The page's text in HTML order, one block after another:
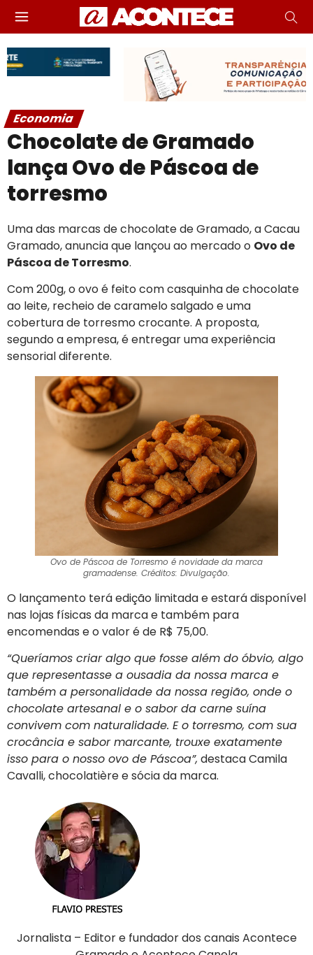
Economia
Chocolate de Gramado
lança Ovo de Páscoa de
torresmo
Uma das marcas de chocolate de Gramado, a Cacau
Gramado, anuncia que lançou ao mercado o Ovo de
Páscoa de Torresmo.
Com 200g, o ovo é feito com casquinha de chocolate
ao leite, recheio de caramelo salgado e uma
cobertura de torresmo crocante. A proposta,
segundo a empresa, é entregar uma experiência
sensorial diferente.
Ovo de Páscoa de Torresmo é novidade da marca
gramadense. Créditos: Divulgação.
O lançamento terá edição limitada e estará disponível
nas lojas físicas da marca e também para
encomendas e o valor é de R$ 75,00.
“Queríamos criar algo que fosse além do óbvio, algo
que representasse a ousadia da nossa marca e
também a personalidade da nossa região, onde o
chocolate artesanal e o sabor da carne suína
convivem com naturalidade. E o torresmo, com sua
crocância e sabor marcante, trouxe exatamente
isso para o nosso ovo de Páscoa”, destaca Camila
Cavalli, chocolatière e sócia da marca.
Jornalista – Editor e fundador dos canais Acontece